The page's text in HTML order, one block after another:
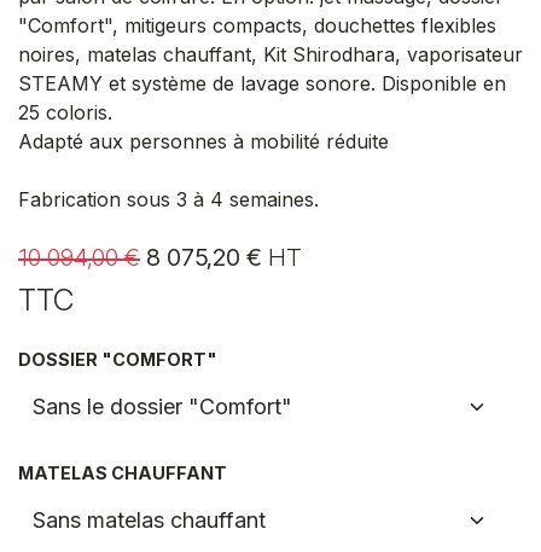
"Comfort", mitigeurs compacts, douchettes flexibles
noires, matelas chauffant, Kit Shirodhara, vaporisateur
STEAMY et système de lavage sonore. Disponible en
25 coloris.
Adapté aux personnes à mobilité réduite
Fabrication sous 3 à 4 semaines.
10 094,00€ 8 075,20 € HT
TTC
DOSSIER "COMFORT"
MATELAS CHAUFFANT